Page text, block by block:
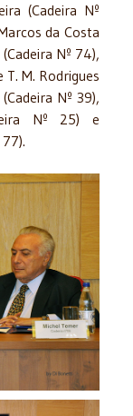
(Cadeira Nº
da Costa
Nº 74),
T. M. Rodrigues
Nº 39),
Nº 25) e